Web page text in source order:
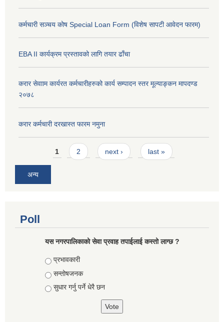
कर्मचारी सञ्चय कोष Special Loan Form (विशेष सापटी आवेदन फारम)
EBA II कार्यक्रम प्रस्तावको लागि तयार ढाँचा
करार सेवााम कार्यरत कर्मचारीहरुको कार्य सम्पादन स्तर मूल्याङ्कन मापदण्ड
२०७८
करार कर्मचारी दरखास्त फारम नमुना
Pages1 2 next › last »
अन्य
Poll
यस नगरपालिकाको सेवा प्रवाह तपाईलाई कस्तो लाग्छ ?
Choices
प्रभावकारी
सन्तोषजनक
सुधार गर्नु पर्ने धेरै छन